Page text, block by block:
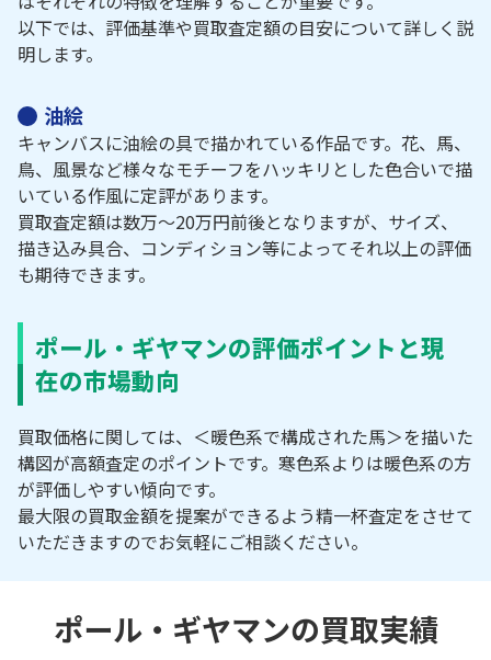
以下では、評価基準や買取査定額の目安について詳しく説
明します。
油絵
キャンバスに油絵の具で描かれている作品です。花、馬、
鳥、風景など様々なモチーフをハッキリとした色合いで描
いている作風に定評があります。
買取査定額は数万～20万円前後となりますが、サイズ、
描き込み具合、コンディション等によってそれ以上の評価
も期待できます。
ポール・ギヤマンの評価ポイントと現
在の市場動向
買取価格に関しては、＜暖色系で構成された馬＞を描いた
構図が高額査定のポイントです。寒色系よりは暖色系の方
が評価しやすい傾向です。
最大限の買取金額を提案ができるよう精一杯査定をさせて
いただきますのでお気軽にご相談ください。
ポール・ギヤマンの買取実績